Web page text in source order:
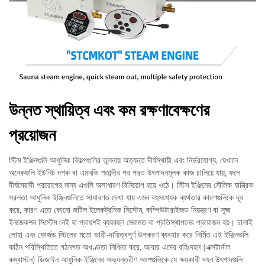
উন্নত স্থায়িত্ব এবং কম রক্ষণাবেক্ষণের
প্রয়োজন
স্টিম ইঞ্জিনগুলি আধুনিক বিকল্পগুলির তুলনায় অত্যন্ত দীর্ঘস্থায়ী এবং নির্ভরযোগ্য, যেখানে
অনেকগুলি ইউনিট দশক বা এমনকি শতাব্দীর পর পরও উৎপাদনমূলক কাজ চালিয়ে যায়, ফলে
দীর্ঘমেয়াদী প্রয়োগের জন্য এগুলি অসাধারণ বিনিয়োগ হয়ে ওঠে। স্টিম ইঞ্জিনের মৌলিক যান্ত্রিক
সরলতা আধুনিক ইঞ্জিনগুলিতে সাধারণত দেখা যায় এমন বহুসংখ্যক ব্যর্থতার কারণগুলিকে দূর
করে, কারণ এতে কোনো জটিল ইলেকট্রনিক সিস্টেম, কম্পিউটারাইজড নিয়ন্ত্রণ বা সূক্ষ্ম
ইনজেকশন সিস্টেম নেই যা প্রায়শই ব্যয়বহুল মেরামত বা প্রতিস্থাপনের প্রয়োজন হয়। ঢালাই
লোহা এবং ফোর্জড স্টিলের মতো ভারী-দায়িত্বপূর্ণ উপকরণ ব্যবহার করে নির্মিত এই ইঞ্জিনগুলি
কঠিন পরিস্থিতিতে গঠনগত অখণ্ডতা নিশ্চিত করে, আবার এদের বহিঃদহন (এক্সটার্নাল
কম্বাস্টন) ডিজাইন আধুনিক ইঞ্জিনের অভ্যন্তরীণ অংশগুলিকে যে ক্ষয়কারী দহন উৎপাদগুলি